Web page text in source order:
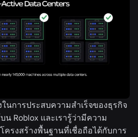
นการประสบความสำเร็จของธุรกิจ
น Roblox และเรารู้ว่ามีความ
ครงสร้างพื้นฐานที่เชื่อถือได้กับการ